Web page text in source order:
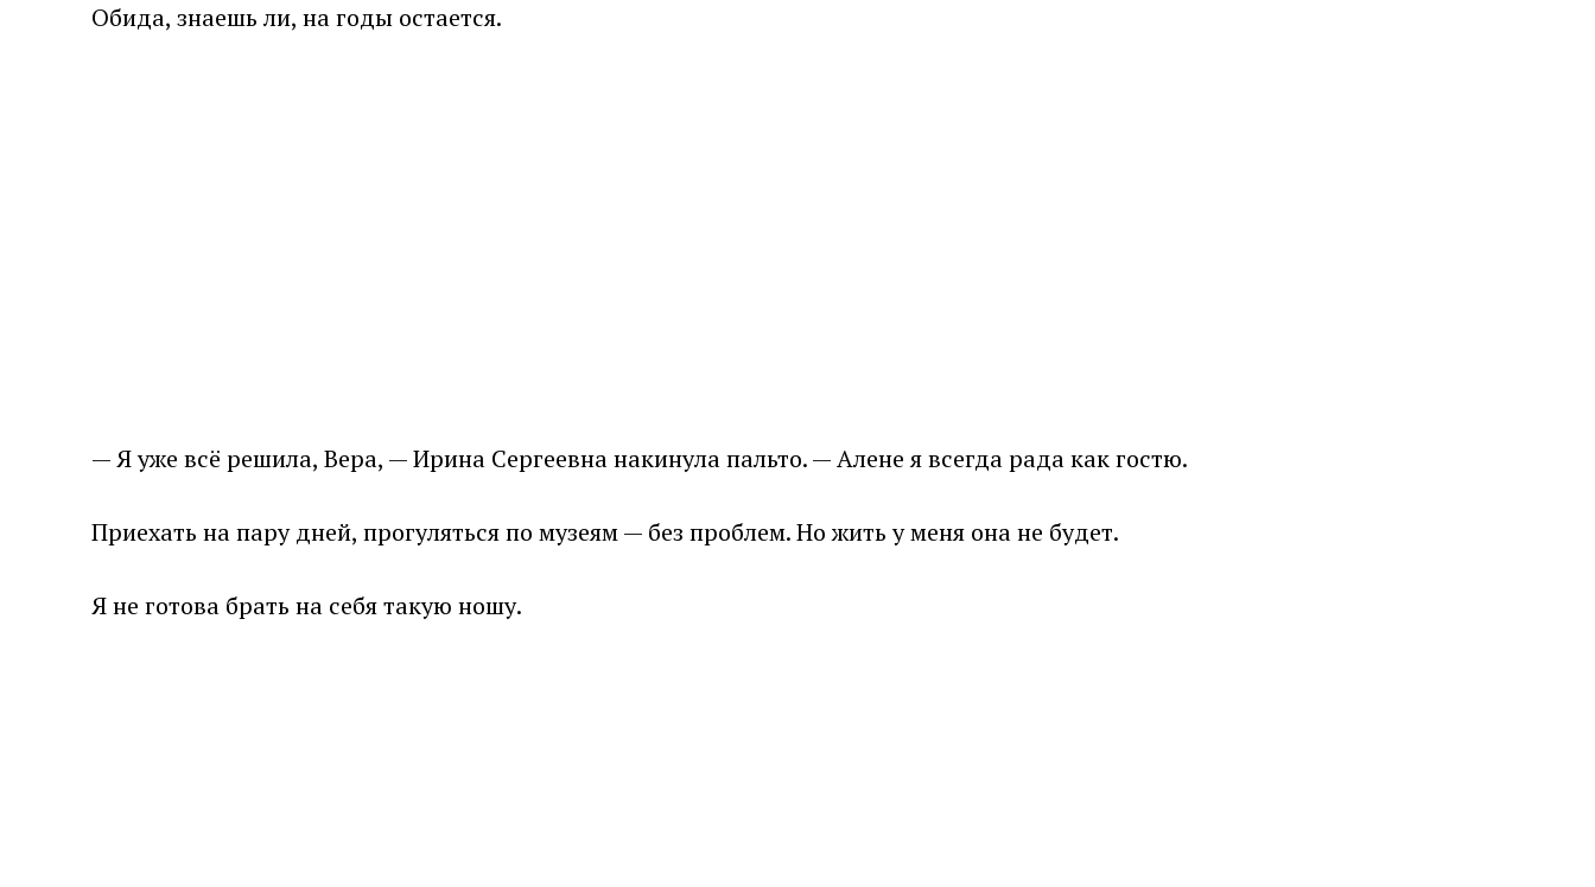
Обида, знаешь ли, на годы остается.
— Я уже всё решила, Вера, — Ирина Сергеевна накинула пальто. — Алене я всегда рада как гостю.
Приехать на пару дней, прогуляться по музеям — без проблем. Но жить у меня она не будет.
Я не готова брать на себя такую ношу.